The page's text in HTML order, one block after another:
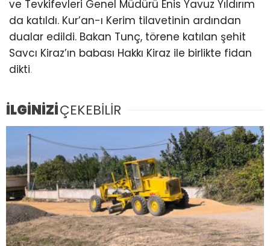
ve Tevkifevleri Genel Müdürü Enis Yavuz Yıldırım
da katıldı. Kur’an-ı Kerim tilavetinin ardından
dualar edildi. Bakan Tunç, törene katılan şehit
Savcı Kiraz’ın babası Hakkı Kiraz ile birlikte fidan
dikti.
İLGİNİZİÇEKEBİLİR